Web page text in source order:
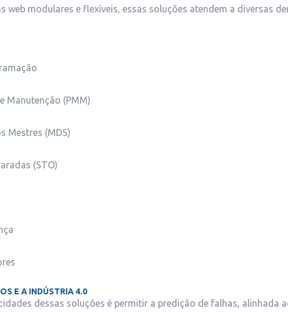
web modulares e flexíveis, essas soluções atendem a diversas
Manutenção (PMM)
Mestres (MDS)
(STO)
E A INDÚSTRIA 4.0
dessas soluções é permitir a predição de falhas, alinhada